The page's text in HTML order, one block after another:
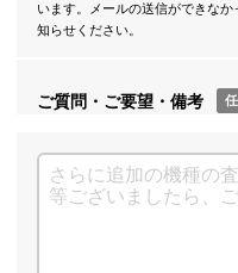
います。メールの送信ができな
知らせください。
ご質問・ご要望・備考